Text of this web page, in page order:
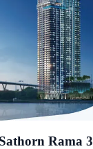
Rama 3